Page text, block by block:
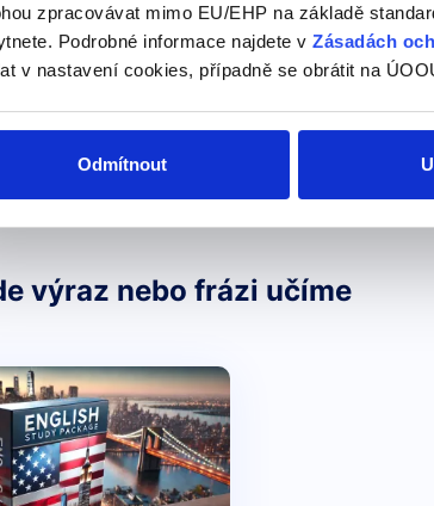
zpracovávat mimo EU/EHP na základě
Podrobné informace najdete v Zásadách
v nastavení cookies, případně se obrátit na
Odmítnout
(Není to tak.)
(Jaké to je?)
výraz nebo frázi učíme